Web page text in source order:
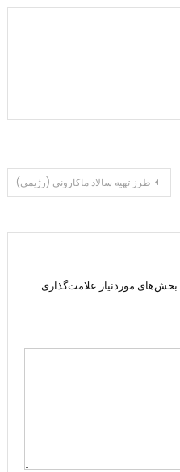
طرز تهیه سالاد ماکارونی (رژیمی)
بخش‌های موردنیاز علامت‌گذاری